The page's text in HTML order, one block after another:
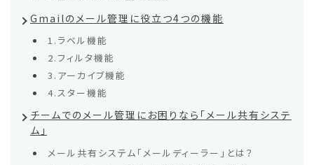
Gmailのメール管理に役立つ4つの機能
1.ラベル機能
2.フィルタ機能
3.アーカイブ機能
4.スター機能
チームでのメール管理にお困りなら「メール共有システ
ム」
メール共有システム「メールディーラー」とは？